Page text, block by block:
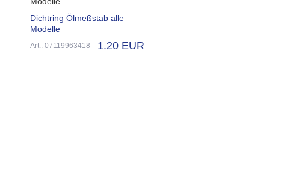
Dichtring Ölmeßstab alle
Modelle
Art.: 07119963418 1.20 EUR